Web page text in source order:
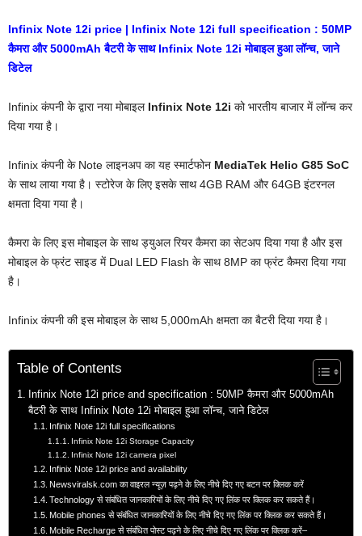
Infinix Note 12i price | Infinix Note 12i full specification : 50MP
कैमरा और 5000mAh बैटरी के साथ Infinix Note 12i मोबाइल हुआ लॉन्च, जाने
डिटेल
Infinix कंपनी के द्वारा नया मोबाइल Infinix Note 12i को भारतीय बाजार में लॉन्च कर
दिया गया है।
Infinix कंपनी के Note लाइनअप का यह स्मार्टफोन MediaTek Helio G85 SoC
के साथ लाया गया है। स्टोरेज के लिए इसके साथ 4GB RAM और 64GB इंटरनल
क्षमता दिया गया है।
कैमरा के लिए इस मोबाइल के साथ ड्युअल रियर कैमरा का सेटअप दिया गया है और इस
मोबाइल के फ्रंट साइड में Dual LED Flash के साथ 8MP का फ्रंट कैमरा दिया गया
है।
Infinix कंपनी की इस मोबाइल के साथ 5,000mAh क्षमता का बैटरी दिया गया है।
Table of Contents
Infinix Note 12i price and specification : 50MP कैमरा और 5000mAh
बैटरी के साथ Infinix Note 12i मोबाइल हुआ लॉन्च, जाने डिटेल
Infinix Note 12i full specifications
Infinix Note 12i Storage Capacity
Infinix Note 12i camera pixel
Infinix Note 12i price and availability
Newsviralsk.com का वाइरल न्यूज़ पढ़ने के लिए नीचे दिए गए बटन पर क्लिक करें
Technology से संबंधित जानकारियों के लिए नीचे दिए गए लिंक पर क्लिक कर सकते हैं।
Mobile phones से संबंधित जानकारियों के लिए नीचे दिए गए लिंक पर क्लिक कर सकते हैं।
Mobile Recharge से संबंधित पोस्ट पढ़ने के लिए नीचे दिए गए लिंक पर क्लिक करें–